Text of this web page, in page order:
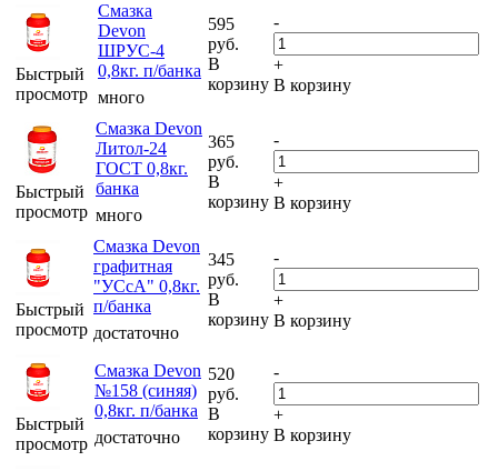
Быстрый
просмотр
Смазка
Devon
ШРУС-4
0,8кг. п/банка
много
595
руб.
В
корзину
-
+
В корзину
Быстрый
просмотр
Смазка Devon
Литол-24
ГОСТ 0,8кг.
банка
много
365
руб.
В
корзину
-
+
В корзину
Быстрый
просмотр
Смазка Devon
графитная
"УСсА" 0,8кг.
п/банка
достаточно
345
руб.
В
корзину
-
+
В корзину
Быстрый
просмотр
Смазка Devon
№158 (синяя)
0,8кг. п/банка
достаточно
520
руб.
В
корзину
-
+
В корзину